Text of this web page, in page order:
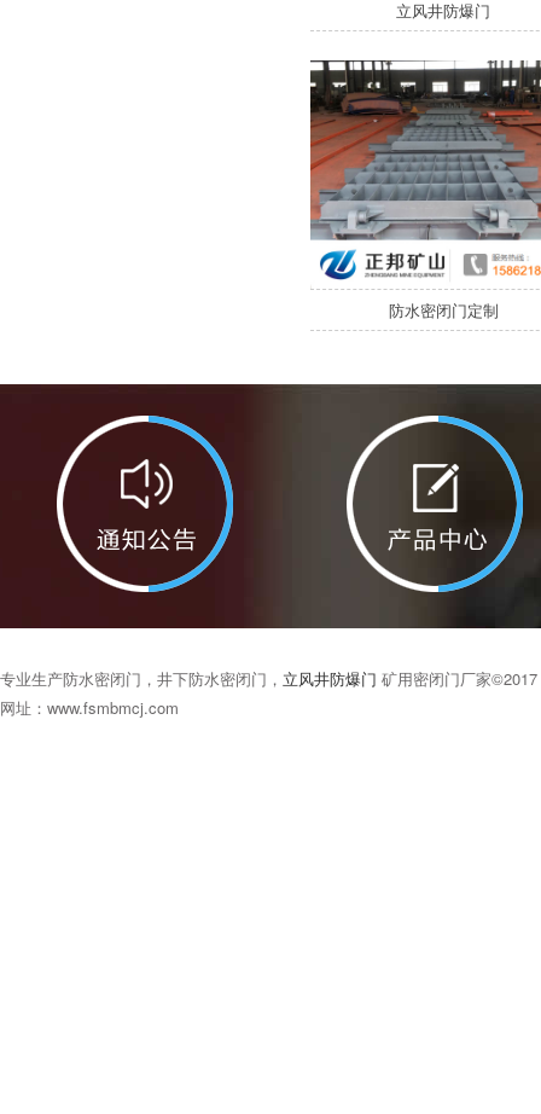
立风井防爆门
防水密闭门定制
专业生产防水密闭门，井下防水密闭门， 立风井防爆门 矿用密闭门厂家
网址：www.fsmbmcj.com